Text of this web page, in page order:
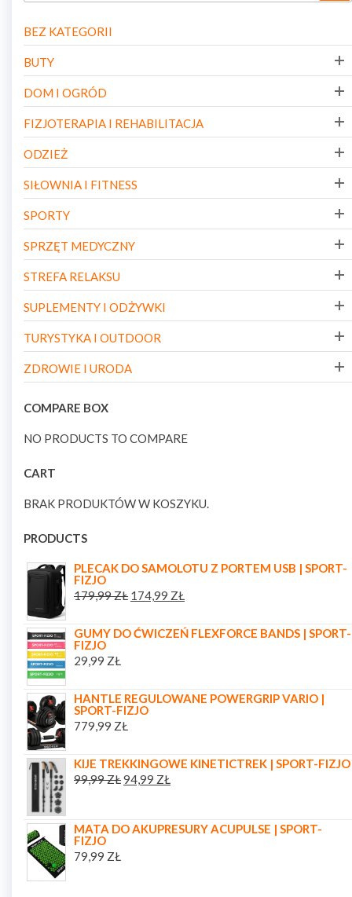
BEZ KATEGORII
BUTY
DOM I OGRÓD
FIZJOTERAPIA I REHABILITACJA
ODZIEŻ
SIŁOWNIA I FITNESS
SPORTY
SPRZĘT MEDYCZNY
STREFA RELAKSU
SUPLEMENTY I ODŻYWKI
TURYSTYKA I OUTDOOR
ZDROWIE I URODA
COMPARE BOX
NO PRODUCTS TO COMPARE
CART
BRAK PRODUKTÓW W KOSZYKU.
PRODUCTS
PLECAK DO SAMOLOTU Z PORTEM USB | SPORT-
FIZJO
179,99ZŁ 174,99 ZŁ
GUMY DO ĆWICZEŃ FLEXFORCE BANDS | SPORT-
FIZJO
29,99 ZŁ
HANTLE REGULOWANE POWERGRIP VARIO |
SPORT-FIZJO
779,99 ZŁ
KIJE TREKKINGOWE KINETICTREK | SPORT-FIZJO
99,99ZŁ94,99 ZŁ
MATA DO AKUPRESURY ACUPULSE | SPORT-
FIZJO
79,99 ZŁ